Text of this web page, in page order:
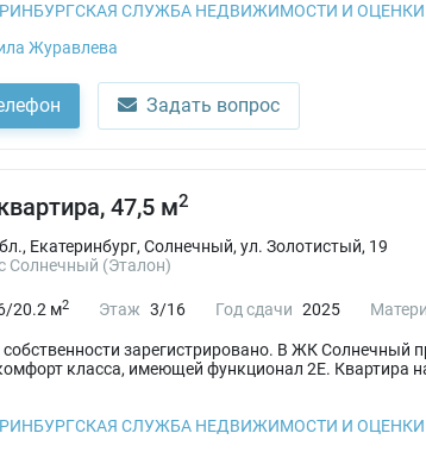
СЛУЖБА НЕДВИЖИМОСТИ И ОЦЕНКИ
Журавлева
Задать вопрос
47,5 м2
Екатеринбург, Солнечный, ул. Золотистый, 19
Солнечный (Эталон)
20.2 м2 Этаж 3/16 Год сдачи 2025
зарегистрировано. В ЖК Солнечный
класса, имеющей функционал 2Е. Квартира
СЛУЖБА НЕДВИЖИМОСТИ И ОЦЕНКИ